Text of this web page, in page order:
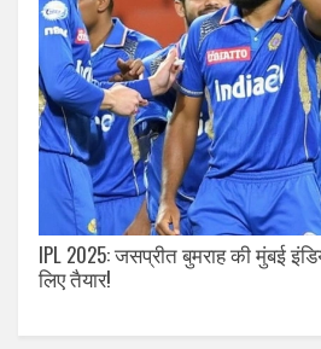
IPL 2025: जसप्रीत बुमराह की मुंबई
लिए तैयार!